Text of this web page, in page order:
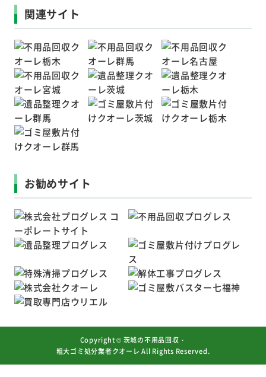
関連サイト
お勧めサイト
Copyright © 茨城の不用品回収・
粗大ゴミ処分業者クオーレ All Rights Reserved.